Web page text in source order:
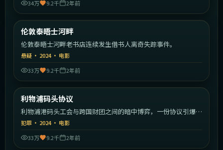
34万
9.2千 2年前
热门
伦敦泰晤士河畔
伦敦泰晤士河畔老书店连续发生借书人离奇失踪事件。
悬疑 · 2024· 电影
33万
9.2千 2年前
热门
利物浦码头协议
利物浦港码头工会与跨国财团之间的暗中博弈，一份协议引爆全
城。
犯罪 · 2024· 电影
33万
9.2千 2年前